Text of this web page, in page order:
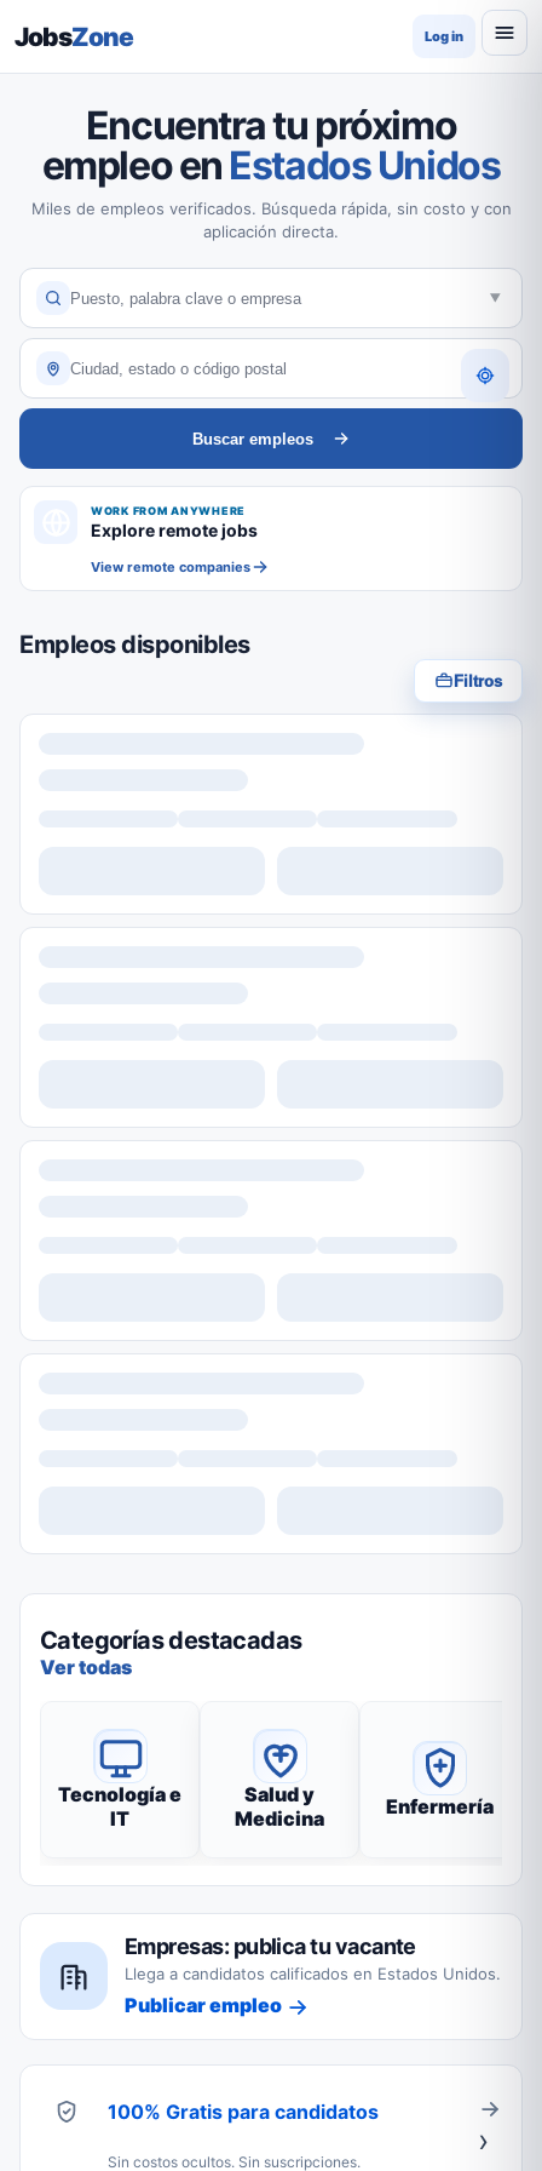
JobsZone Log in
Encuentra tu próximo
empleo en Estados Unidos
Miles de empleos verificados. Búsqueda rápida, sin costo y con
aplicación directa.
Buscar empleos
WORK FROM ANYWHERE
Explore remote jobs
View remote companies
Empleos disponibles
Filtros
Categorías destacadas
Ver todas
Tecnología e
IT
Salud y
Medicina
Enfermería
Empresas: publica tu vacante
Llega a candidatos calificados en Estados Unidos.
Publicar empleo
100% Gratis para candidatos
Sin costos ocultos. Sin suscripciones.